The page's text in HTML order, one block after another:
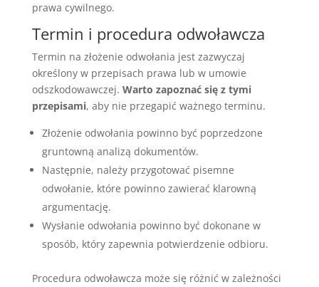
prawa cywilnego.
Termin i procedura odwoławcza
Termin na złożenie odwołania jest zazwyczaj
określony w przepisach prawa lub w umowie
odszkodowawczej. Warto zapoznać się z tymi
przepisami, aby nie przegapić ważnego terminu.
Złożenie odwołania powinno być poprzedzone
gruntowną analizą dokumentów.
Następnie, należy przygotować pisemne
odwołanie, które powinno zawierać klarowną
argumentację.
Wysłanie odwołania powinno być dokonane w
sposób, który zapewnia potwierdzenie odbioru.
Procedura odwoławcza może się różnić w zależności